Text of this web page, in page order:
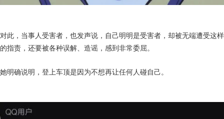
对此，当事人受害者，也发声说，自己明明是受害者，却被无端遭受这样
的指责，还要被各种误解、造谣，感到非常委屈。
她明确说明，登上车顶是因为不想再让任何人碰自己。